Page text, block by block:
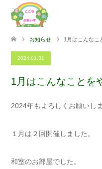
お知らせ 1月はこんな
2024.01.31
1月はこんなこと
2024年もよろしくお願いしま
１月は２回開催しました。
和室のお部屋でした。